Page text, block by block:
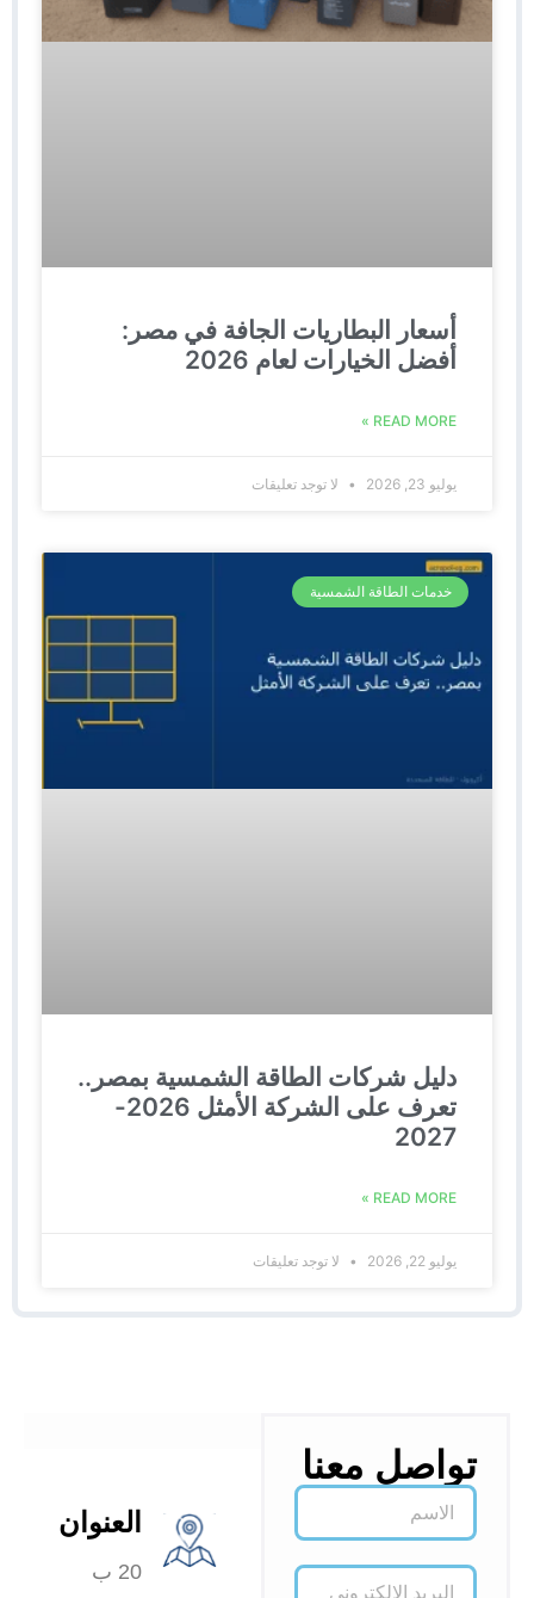
أسعار البطاريات الجافة في مصر:
أفضل الخيارات لعام 2026
READ MORE »
يوليو 23, 2026 لا توجد تعليقات
خدمات الطاقة الشمسية
دليل شركات الطاقة الشمسية بمصر..
تعرف على الشركة الأمثل 2026-
2027
READ MORE »
يوليو 22, 2026 لا توجد تعليقات
تواصل معنا
العنوان
20 ب